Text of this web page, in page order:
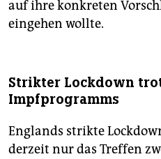
auf ihre konkreten
eingehen wollte.
Strikter Lockdown
Impfprogramms
Englands strikte
derzeit nur das Treffen